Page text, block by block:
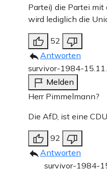
Partei) die Partei mit
wird lediglich die
52
Antworten
survivor-1984-
Melden
Herr Pimmelmann?
Die AfD, ist eine
92
Antworten
survivor-1984-